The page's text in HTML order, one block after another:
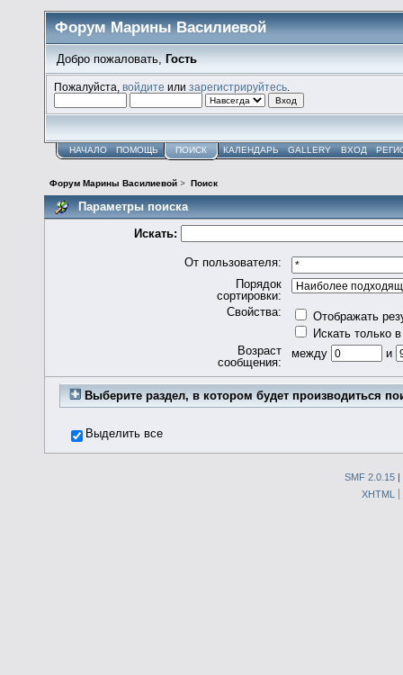
Форум Марины Василиевой
Добро пожаловать, Гость
Пожалуйста,войдите илизарегистрируйтесь
НАЧАЛО ПОМОЩЬ ПОИСК КАЛЕНДАРЬ GALLERY ВХОД
Форум Марины Василиевой > Поиск
Параметры поиска
Искать:
От пользователя:
Порядок
сортировки:
Свойства:
Отображать
Искать только
Возраст
сообщения:
между и
Выберите раздел, в котором будет производиться
Выделить все
SMF 2.0.15
XHTML